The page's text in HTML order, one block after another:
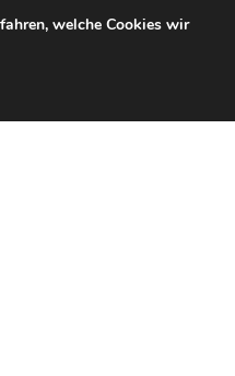
welche Cookies wir